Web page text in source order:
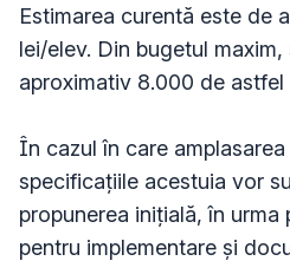
Estimarea curentă este de
lei/elev. Din bugetul
aproximativ 8.000 de astfel
În cazul în care
specificațiile acestuia vor
propunerea inițială, în urma
pentru implementare și